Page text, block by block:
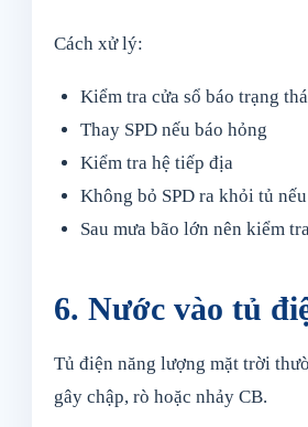
Cách xử lý:
Kiểm tra cửa sổ báo trạng
Thay SPD nếu báo hỏng
Kiểm tra hệ tiếp địa
Không bỏ SPD ra khỏi tủ
Sau mưa bão lớn nên kiểm
6. Nước vào tủ
Tủ điện năng lượng mặt trời
gây chập, rò hoặc nhảy CB.